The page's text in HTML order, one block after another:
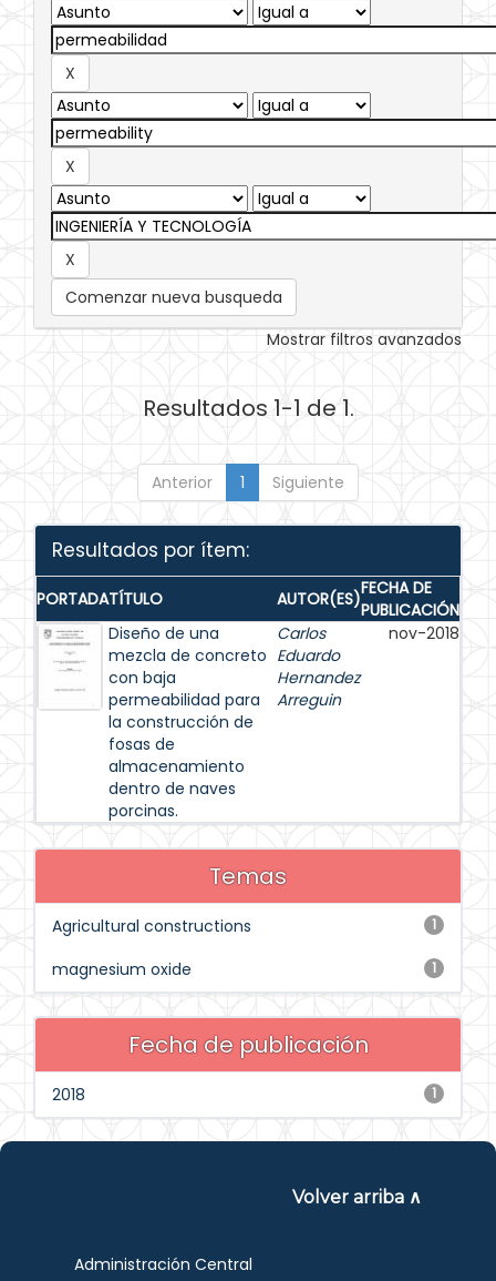
Comenzar nueva busqueda
Mostrar filtros avanzados
Resultados 1-1 de 1.
Anterior 1 Siguiente
Resultados por ítem:
PORTADATÍTULO AUTOR(ES)FECHA DE
PUBLICACIÓN
Diseño de una
mezcla de concreto
con baja
permeabilidad para
la construcción de
fosas de
almacenamiento
dentro de naves
porcinas.
Carlos
Eduardo
Hernandez
Arreguin
nov-2018
Temas
1
Agricultural constructions
1
magnesium oxide
Fecha de publicación
1
2018
Volver arriba ∧
Administración Central